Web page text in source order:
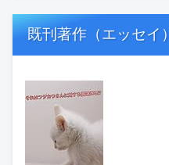
既刊著作（エッセイ）